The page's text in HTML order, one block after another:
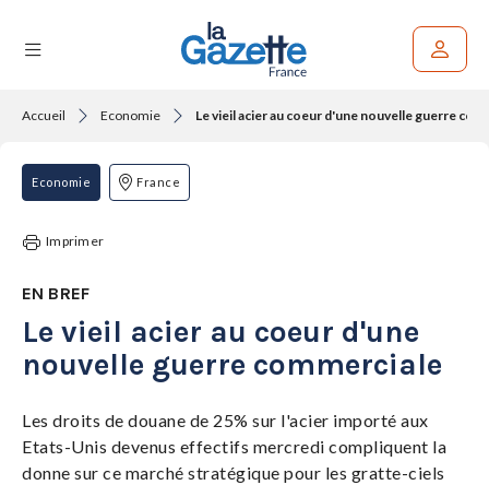
THÉMATIQUES
RÉGIONS
TENDANCES
SERVICES
GAZETTE
Accueil Economie Le vieil acier au coeur d'une nouvelle guerre
Economie France
Imprimer
EN BREF
Le vieil acier au coeur d'une
nouvelle guerre commerciale
Les droits de douane de 25% sur l'acier importé aux
Etats-Unis devenus effectifs mercredi compliquent la
donne sur ce marché stratégique pour les gratte-ciels